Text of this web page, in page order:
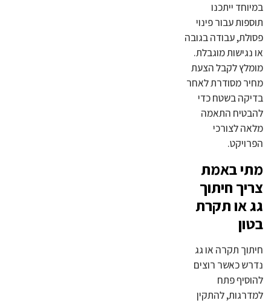
במיוחד ייתכנו
תוספות עבור פינוי
פסולת, עבודה בגובה
או נגישות מוגבלת.
מומלץ לקבל הצעת
מחיר מסודרת לאחר
בדיקה בשטח כדי
להבטיח התאמה
מלאה לצורכי
הפרויקט.
מתי באמת
צריך חיתוך
גג או תקרת
בטון
חיתוך תקרה או גג
נדרש כאשר רוצים
להוסיף פתח
למדרגות, להתקין